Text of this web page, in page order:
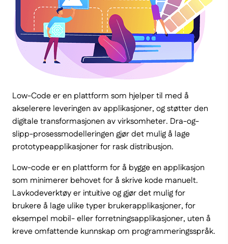
Low-Code er en plattform som hjelper til med å
akselerere leveringen av applikasjoner, og støtter den
digitale transformasjonen av virksomheter. Dra-og-
slipp-prosessmodelleringen gjør det mulig å lage
prototypeapplikasjoner for rask distribusjon.
Low-code er en plattform for å bygge en applikasjon
som minimerer behovet for å skrive kode manuelt.
Lavkodeverktøy er intuitive og gjør det mulig for
brukere å lage ulike typer brukerapplikasjoner, for
eksempel mobil- eller forretningsapplikasjoner, uten å
kreve omfattende kunnskap om programmeringsspråk.